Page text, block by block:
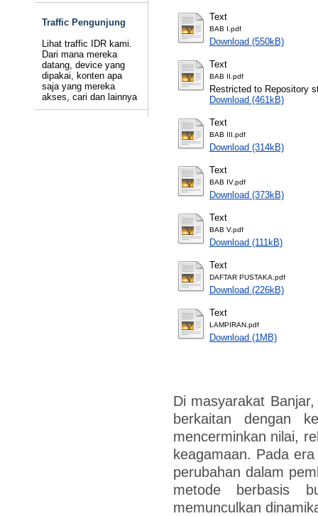
Traffic Pengunjung
Lihat traffic IDR kami.
Dari mana mereka
datang, device yang
dipakai, konten apa
saja yang mereka
akses, cari dan lainnya
Text
BAB I.pdf
Download (550kB)
Text
BAB II.pdf
Restricted to Repository
Download (461kB)
Text
BAB III.pdf
Download (314kB)
Text
BAB IV.pdf
Download (373kB)
Text
BAB V.pdf
Download (111kB)
Text
DAFTAR PUSTAKA.pdf
Download (226kB)
Text
LAMPIRAN.pdf
Download (1MB)
Di masyarakat
berkaitan dengan
mencerminkan nilai,
keagamaan. Pada
perubahan dalam
metode berbasis
memunculkan